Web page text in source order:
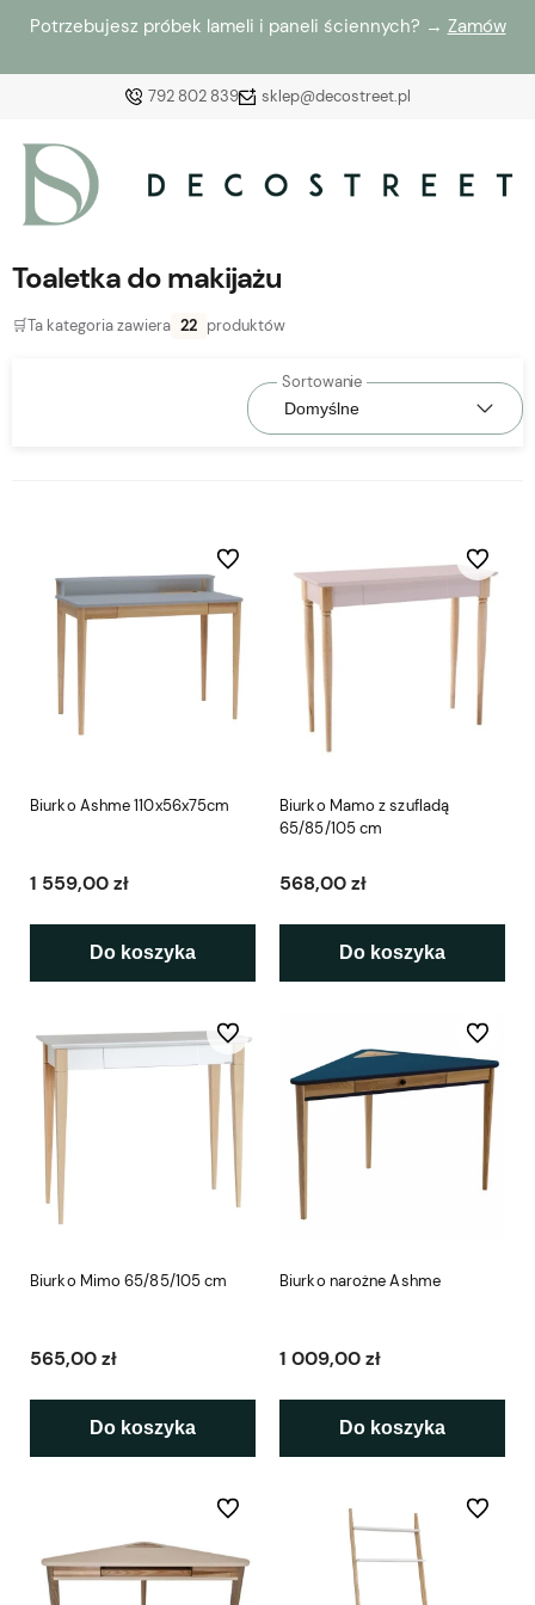
Potrzebujesz próbek lameli i paneli ściennych? → Zamów
792 802 839 sklep@decostreet.pl
Wybierz coś dla siebie z naszej aktualnej oferty lub
zaloguj się, aby przywrócić dodane produkty do listy
Toaletka do makijażu
🛒Ta kategoria zawiera 22 produktów
Biurko Ashme 110x56x75cm
1 559,00 zł
Do koszyka
Do ulubionych
Biurko Mamo z szufladą
65/85/105 cm
568,00 zł
Do koszyka
Do
Biurko Mimo 65/85/105 cm
565,00 zł
Do koszyka
Do ulubionych
Biurko narożne Ashme
1 009,00 zł
Do koszyka
Do
Do ulubionych Do